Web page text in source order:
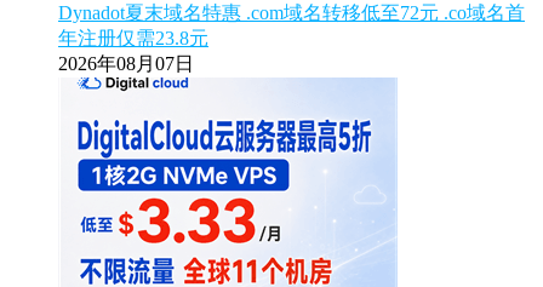
Dynadot夏末域名特惠 .com域名转移低至72元 .co域名首
年注册仅需23.8元
2026年08月07日